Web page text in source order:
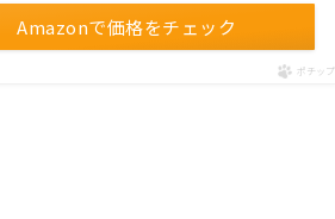
Amazonで価格をチェック
ポチップ